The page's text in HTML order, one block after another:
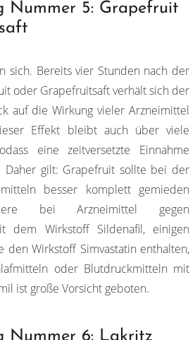
Nummer 5: Grapefruit
sich. Bereits vier Stunden nach der
oder Grapefruitsaft verhält sich der
auf die Wirkung vieler Arzneimittel
Effekt bleibt auch über viele
eine zeitversetzte Einnahme
Daher gilt: Grapefruit sollte bei der
besser komplett gemieden
bei Arzneimittel gegen
dem Wirkstoff Sildenafil, einigen
den Wirkstoff Simvastatin enthalten,
oder Blutdruckmitteln mit
ist große Vorsicht geboten.
Nummer 6: Lakritz